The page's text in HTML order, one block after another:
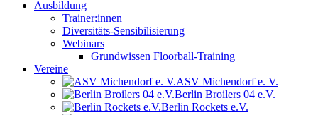
Ausbildung
Trainer:innen
Diversitäts-Sensibilisierung
Webinars
Grundwissen Floorball-Training
Vereine
ASV Michendorf e. V.
Berlin Broilers 04 e.V.
Berlin Rockets e.V.